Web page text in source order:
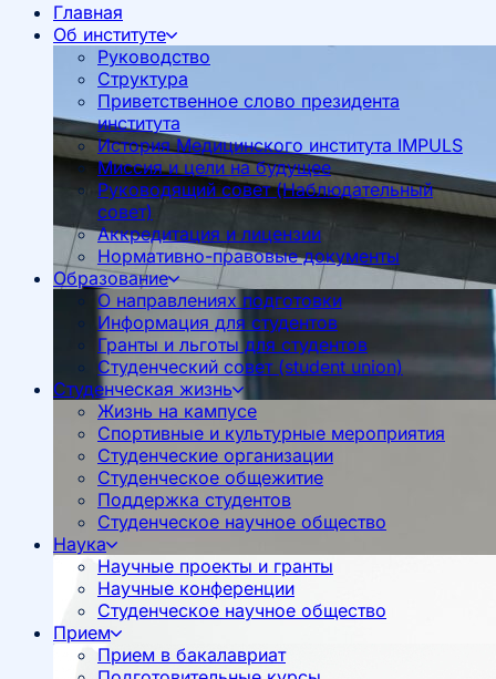
Главная
Об институте
Руководство
Структура
Приветственное слово президента
института
История Медицинского института IMPULS
Миссия и цели на будущее
Руководящий совет (Наблюдательный
совет)
Аккредитация и лицензии
Нормативно-правовые документы
Образование
О направлениях подготовки
Информация для студентов
Гранты и льготы для студентов
Студенческий совет (student union)
Студенческая жизнь
Жизнь на кампусе
Спортивные и культурные мероприятия
Студенческие организации
Студенческое общежитие
Поддержка студентов
Студенческое научное общество
Наука
Научные проекты и гранты
Научные конференции
Студенческое научное общество
Прием
Прием в бакалавриат